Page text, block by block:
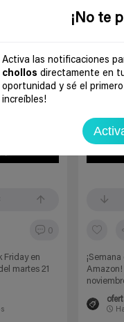
¡No te
Activa las notificaciones
chollos directamente en
oportunidad y sé el
increíbles!
0
Friday en
martes 21
Amazon!